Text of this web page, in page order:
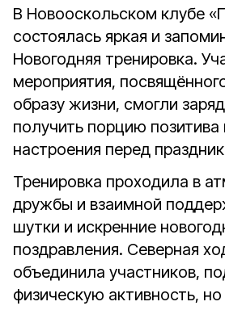
В Новооскольском клубе
состоялась яркая и
Новогодняя тренировка.
мероприятия,
образу жизни, смогли
получить порцию позитива
настроения перед
Тренировка проходила в
дружбы и взаимной
шутки и искренние
поздравления. Северная
объединила участников,
физическую активность,